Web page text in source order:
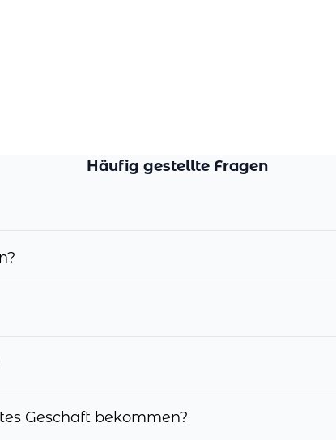
Häufig gestellte Fragen
Geschäft bekommen?